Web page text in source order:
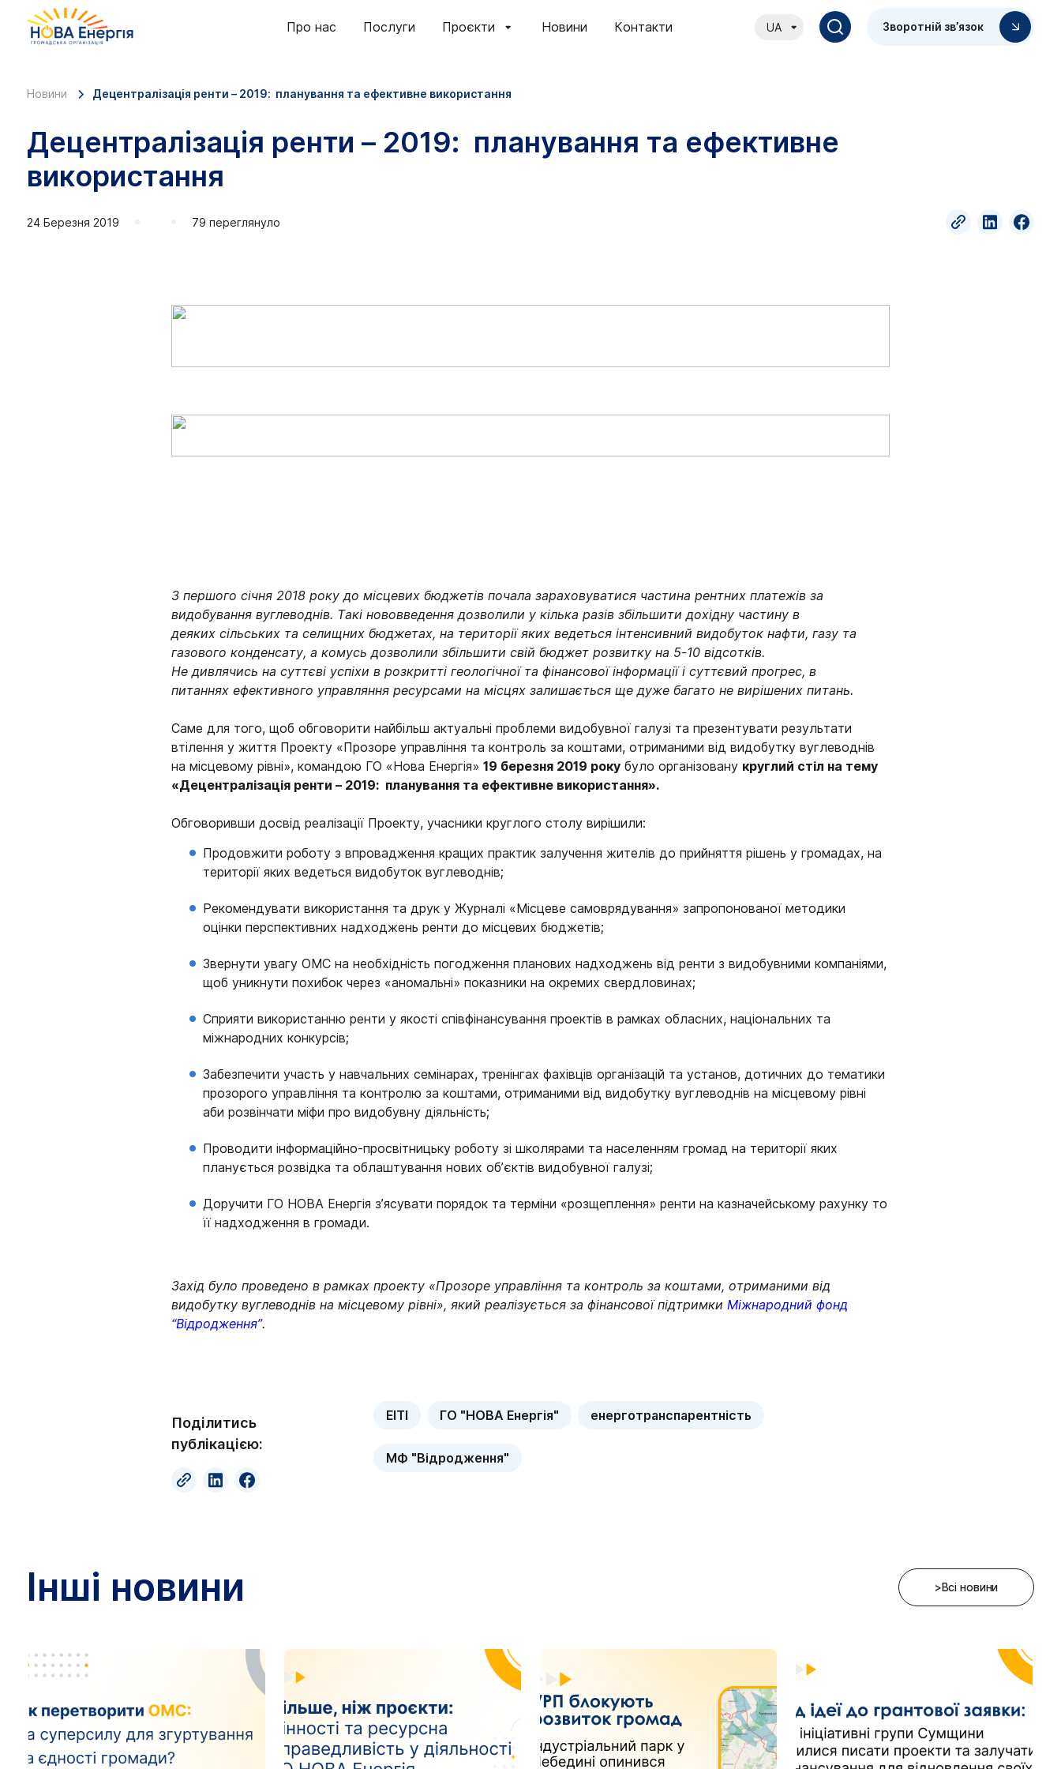
Про нас Послуги Проєкти Новини Контакти UA Зворотній зв’язок
Новини Децентралізація ренти – 2019: планування та ефективне використання
Децентралізація ренти – 2019: планування та ефективне
використання
24 Березня 2019 79 переглянуло
З першого січня 2018 року до місцевих бюджетів почала зараховуватися частина рентних платежів за
видобування вуглеводнів. Такі нововведення дозволили у кілька разів збільшити дохідну частину в
деяких сільських та селищних бюджетах, на території яких ведеться інтенсивний видобуток нафти, газу та
газового конденсату, а комусь дозволили збільшити свій бюджет розвитку на 5-10 відсотків.
Недивлячись на суттєві успіхи в розкритті геологічноїта фінансової інформаціїі суттєвий прогрес, в
питаннях ефективного управляння ресурсами на місцях залишається ще дуже багато не вирішених питань.
Саме для того, щоб обговорити найбільш актуальні проблеми видобувної галузі та презентувати результати
втілення у життя Проекту «Прозоре управління та контроль за коштами, отриманими від видобутку вуглеводнів
на місцевому рівні», командою ГО «Нова Енергія» 19 березня 2019 року було організовану круглий стіл на тему
«Децентралізація ренти – 2019: планування та ефективне використання».
Обговоривши досвід реалізації Проекту, учасники круглого столу вирішили:
Продовжити роботу з впровадження кращих практик залучення жителів до прийняття рішень у громадах, на
території яких ведеться видобуток вуглеводнів;
Рекомендувати використання та друк у Журналі «Місцеве самоврядування» запропонованої методики
оцінки перспективних надходжень ренти до місцевих бюджетів;
Звернути увагу ОМС на необхідність погодження планових надходжень від ренти з видобувними компаніями,
щоб уникнути похибок через «аномальні» показники на окремих свердловинах;
Сприяти використанню ренти у якості співфінансування проектів в рамках обласних, національних та
міжнародних конкурсів;
Забезпечити участь у навчальних семінарах, тренінгах фахівців організацій та установ, дотичних до тематики
прозорого управління та контролю за коштами, отриманими від видобутку вуглеводнів на місцевому рівні
аби розвінчати міфи про видобувну діяльність;
Проводити інформаційно-просвітницьку роботу зі школярами та населенням громад на території яких
планується розвідка та облаштування нових об’єктів видобувної галузі;
Доручити ГО НОВА Енергія з’ясувати порядок та терміни «розщеплення» ренти на казначейському рахунку то
її надходження в громади.
Захід було проведено в рамках проекту «Прозоре управління та контроль за коштами, отриманими від
видобутку вуглеводнів на місцевому рівні», який реалізується за фінансової підтримки Міжнародний фонд
“Відродження”.
Поділитись
публікацією:
EITI ГО "НОВА Енергія" енерготранспарентність
МФ "Відродження"
Інші новини >Всі новини